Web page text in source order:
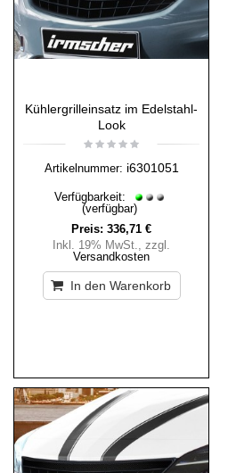
Kühlergrilleinsatz im Edelstahl-
Look
Artikelnummer: i6301051
Verfügbarkeit:
(verfügbar)
Preis: 336,71 €
Inkl. 19% MwSt., zzgl.
Versandkosten
In den Warenkorb